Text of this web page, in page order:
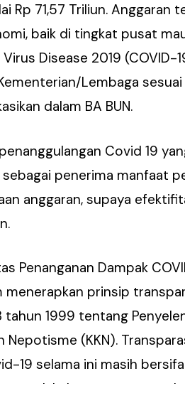
Rp 71,57 Triliun. Anggaran
baik di tingkat pusat
Disease 2019 (COVID-
Lembaga
dalam BA BUN.
Covid 19
penerima manfaat
anggaran, supaya
Penanganan Dampak
prinsip
1999 tentang
Nepotisme (KKN).
19 selama ini masih
melakukan pengawasan